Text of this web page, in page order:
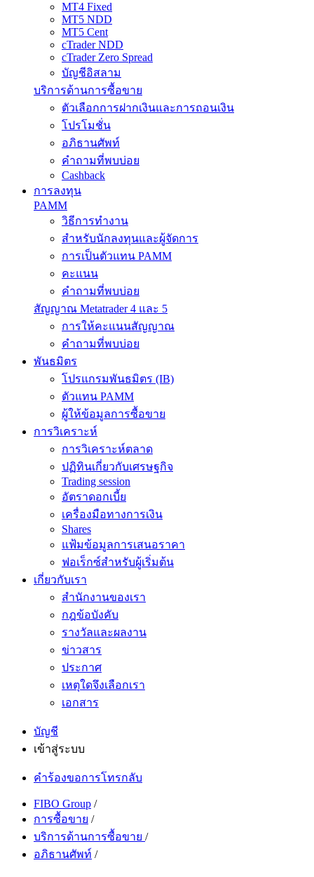
MT4 Fixed
MT5 NDD
MT5 Cent
cTrader NDD
cTrader Zero Spread
บัญชีอิสลาม
บริการด้านการซื้อขาย
ตัวเลือกการฝากเงินและการถอนเงิน
โปรโมชั่น
อภิธานศัพท์
คำถามที่พบบ่อย
Cashback
การลงทุน
PAMM
วิธีการทำงาน
สำหรับนักลงทุนและผู้จัดการ
การเป็นตัวแทน PAMM
คะแนน
คำถามที่พบบ่อย
สัญญาณ Metatrader 4 และ 5
การให้คะแนนสัญญาณ
คำถามที่พบบ่อย
พันธมิตร
โปรแกรมพันธมิตร (IB)
ตัวแทน PAMM
ผู้ให้ข้อมูลการซื้อขาย
การวิเคราะห์
การวิเคราะห์ตลาด
ปฏิทินเกี่ยวกับเศรษฐกิจ
Trading session
อัตราดอกเบี้ย
เครื่องมือทางการเงิน
Shares
แฟ้มข้อมูลการเสนอราคา
ฟอเร็กซ์สำหรับผู้เริ่มต้น
เกี่ยวกับเรา
สำนักงานของเรา
กฎข้อบังคับ
รางวัลและผลงาน
ข่าวสาร
ประกาศ
เหตุใดจึงเลือกเรา
เอกสาร
บัญชี
เข้าสู่ระบบ
คำร้องขอการโทรกลับ
FIBO Group /
การซื้อขาย /
บริการด้านการซื้อขาย /
อภิธานศัพท์ /